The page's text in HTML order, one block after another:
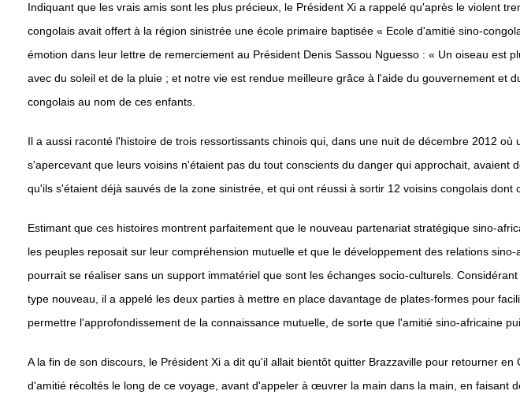
Indiquant que les vrais amis sont les plus précieux, le Président Xi a rappelé qu'après le violent
congolais avait offert à la région sinistrée une école primaire baptisée « Ecole d'amitié sino-
émotion dans leur lettre de remerciement au Président Denis Sassou Nguesso : « Un oiseau
avec du soleil et de la pluie ; et notre vie est rendue meilleure grâce à l'aide du gouvernement
congolais au nom de ces enfants.
Il a aussi raconté l'histoire de trois ressortissants chinois qui, dans une nuit de décembre 2012
s'apercevant que leurs voisins n'étaient pas du tout conscients du danger qui approchait,
qu'ils s'étaient déjà sauvés de la zone sinistrée, et qui ont réussi à sortir 12 voisins congolais
Estimant que ces histoires montrent parfaitement que le nouveau partenariat stratégique sino-
les peuples reposait sur leur compréhension mutuelle et que le développement des relations
pourrait se réaliser sans un support immatériel que sont les échanges socio-culturels.
type nouveau, il a appelé les deux parties à mettre en place davantage de plates-formes pour
permettre l'approfondissement de la connaissance mutuelle, de sorte que l'amitié sino-africaine
A la fin de son discours, le Président Xi a dit qu'il allait bientôt quitter Brazzaville pour retourner
d'amitié récoltés le long de ce voyage, avant d'appeler à œuvrer la main dans la main, en